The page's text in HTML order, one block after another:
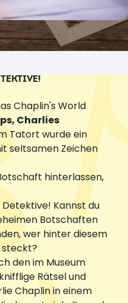
Chaplin's World
Charlies
Tatort wurde ein
seltsamen Zeichen
hinterlassen,
Kannst du
Botschaften
wer hinter diesem
den im Museum
Rätsel und
Chaplin in einem